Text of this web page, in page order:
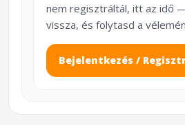
nem regisztráltál, itt az idő
vissza, és folytasd a
Bejelentkezés /